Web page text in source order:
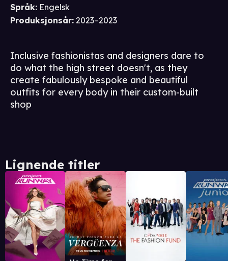
Språk: Engelsk
Produksjonsår: 2023–2023
Inclusive fashionistas and designers dare to
do what the high street doesn't, as they
create fabulously bespoke and beautiful
outfits for every body in their custom-built
shop
Lignende titler